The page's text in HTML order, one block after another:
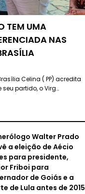
TEM UMA
NAS
Celina ( PP) acredita
partido, o Virg…
Walter Prado
a eleição de Aécio
para presidente,
Friboi para
de Goiás e a
de Lula antes de 2015